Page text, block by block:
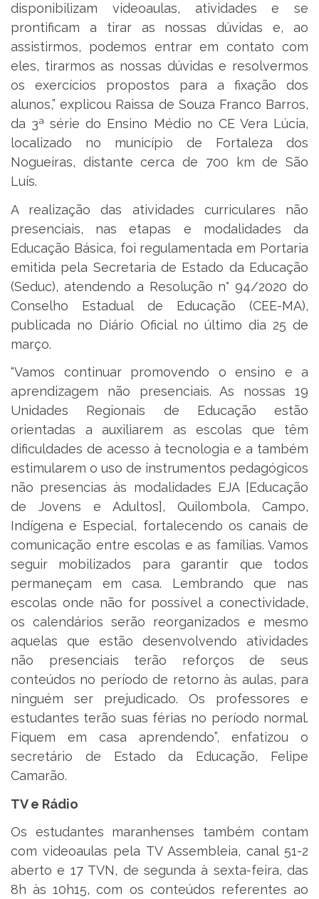
disponibilizam videoaulas, atividades e se
prontificam a tirar as nossas dúvidas e, ao
assistirmos, podemos entrar em contato com
eles, tirarmos as nossas dúvidas e resolvermos
os exercícios propostos para a fixação dos
alunos,” explicou Raissa de Souza Franco Barros,
da 3ª série do Ensino Médio no CE Vera Lúcia,
localizado no município de Fortaleza dos
Nogueiras, distante cerca de 700 km de São
Luís.
A realização das atividades curriculares não
presenciais, nas etapas e modalidades da
Educação Básica, foi regulamentada em Portaria
emitida pela Secretaria de Estado da Educação
(Seduc), atendendo a Resolução n° 94/2020 do
Conselho Estadual de Educação (CEE-MA),
publicada no Diário Oficial no último dia 25 de
março.
“Vamos continuar promovendo o ensino e a
aprendizagem não presenciais. As nossas 19
Unidades Regionais de Educação estão
orientadas a auxiliarem as escolas que têm
dificuldades de acesso à tecnologia e a também
estimularem o uso de instrumentos pedagógicos
não presencias às modalidades EJA [Educação
de Jovens e Adultos], Quilombola, Campo,
Indígena e Especial, fortalecendo os canais de
comunicação entre escolas e as famílias. Vamos
seguir mobilizados para garantir que todos
permaneçam em casa. Lembrando que nas
escolas onde não for possível a conectividade,
os calendários serão reorganizados e mesmo
aquelas que estão desenvolvendo atividades
não presenciais terão reforços de seus
conteúdos no período de retorno às aulas, para
ninguém ser prejudicado. Os professores e
estudantes terão suas férias no período normal.
Fiquem em casa aprendendo”, enfatizou o
secretário de Estado da Educação, Felipe
Camarão.
TV e Rádio
Os estudantes maranhenses também contam
com videoaulas pela TV Assembleia, canal 51-2
aberto e 17 TVN, de segunda à sexta-feira, das
8h às 10h15, com os conteúdos referentes ao